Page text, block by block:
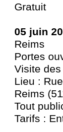
Gratuit
05 juin
Reims
Portes
Visite
Lieu :
Reims
Tout
Tarifs :